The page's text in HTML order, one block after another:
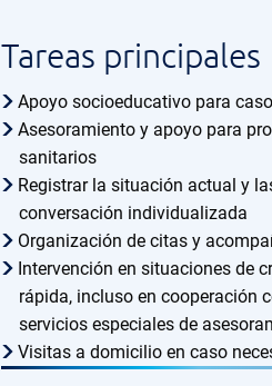
Tareas principales
Apoyo socioeducativo para
Asesoramiento y apoyo para
sanitarios
Registrar la situación actual y
conversación individualizada
Organización de citas y
Intervención en situaciones de
rápida, incluso en cooperación
servicios especiales de
Visitas a domicilio en caso